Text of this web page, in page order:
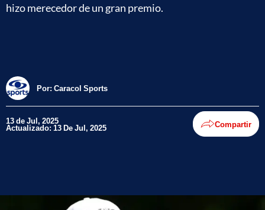
hizo merecedor de un gran premio.
Por: Caracol Sports
13 de Jul, 2025
Actualizado: 13 De Jul, 2025 Compartir